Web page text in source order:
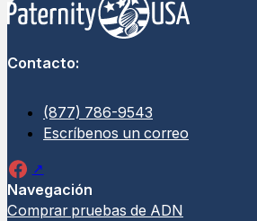
Contacto:
(877) 786-9543
Escríbenos un correo
Navegación
Comprar pruebas de ADN